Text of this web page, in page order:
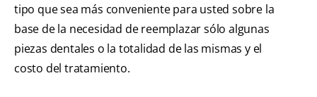
tipo que sea más conveniente para usted sobre la
base de la necesidad de reemplazar sólo algunas
piezas dentales o la totalidad de las mismas y el
costo del tratamiento.